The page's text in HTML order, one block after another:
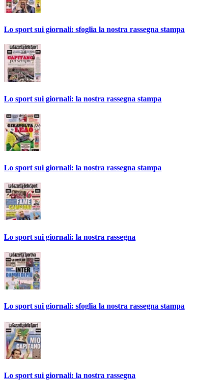
Lo sport sui giornali: sfoglia la nostra rassegna stampa
Lo sport sui giornali: la nostra rassegna stampa
Lo sport sui giornali: la nostra rassegna stampa
Lo sport sui giornali: la nostra rassegna
Lo sport sui giornali: sfoglia la nostra rassegna stampa
Lo sport sui giornali: la nostra rassegna